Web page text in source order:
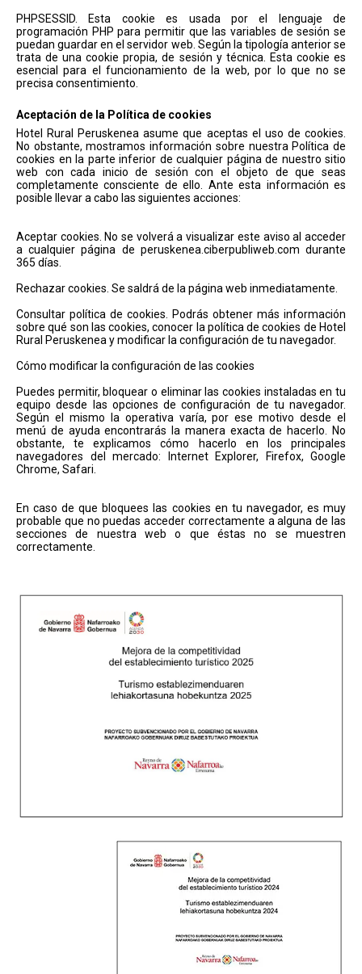
PHPSESSID. Esta cookie es usada por el lenguaje de
programación PHP para permitir que las variables de sesión se
puedan guardar en el servidor web. Según la tipología anterior se
trata de una cookie propia, de sesión y técnica. Esta cookie es
esencial para el funcionamiento de la web, por lo que no se
precisa consentimiento.
Aceptación de la Política de cookies
Hotel Rural Peruskenea asume que aceptas el uso de cookies.
No obstante, mostramos información sobre nuestra Política de
cookies en la parte inferior de cualquier página de nuestro sitio
web con cada inicio de sesión con el objeto de que seas
completamente consciente de ello. Ante esta información es
posible llevar a cabo las siguientes acciones:
Aceptar cookies. No se volverá a visualizar este aviso al acceder
a cualquier página de peruskenea.ciberpubliweb.com durante
365 días.
Rechazar cookies. Se saldrá de la página web inmediatamente.
Consultar política de cookies. Podrás obtener más información
sobre qué son las cookies, conocer la política de cookies de Hotel
Rural Peruskenea y modificar la configuración de tu navegador.
Cómo modificar la configuración de las cookies
Puedes permitir, bloquear o eliminar las cookies instaladas en tu
equipo desde las opciones de configuración de tu navegador.
Según el mismo la operativa varía, por ese motivo desde el
menú de ayuda encontrarás la manera exacta de hacerlo. No
obstante, te explicamos cómo hacerlo en los principales
navegadores del mercado: Internet Explorer, Firefox, Google
Chrome, Safari.
En caso de que bloquees las cookies en tu navegador, es muy
probable que no puedas acceder correctamente a alguna de las
secciones de nuestra web o que éstas no se muestren
correctamente.